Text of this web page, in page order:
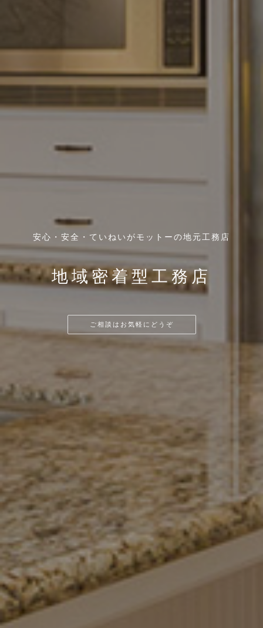
安心・安全・ていねいがモットーの地元工務店
地域密着型工務店
ご相談はお気軽にどうぞ
大阪寝屋川・枚方 香里園を中心に車で45分
耐震・省エネ改修
リフォームのお悩み相談
火災、地震、台風、豪雨など災害に強い家
丈夫な家づくり
見積もりはお気軽に